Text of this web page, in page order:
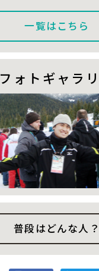
一覧はこちら
フォトギャラ
普段はどんな人？